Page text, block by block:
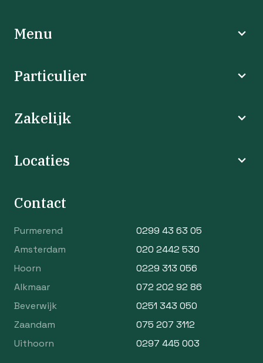
Menu
Particulier
Zakelijk
Locaties
Contact
Purmerend
0299 43 63 05
Amsterdam
020 2442 530
Hoorn
0229 313 056
Alkmaar
072 202 92 86
Beverwijk
0251 343 050
Zaandam
075 207 3112
Uithoorn
0297 445 003